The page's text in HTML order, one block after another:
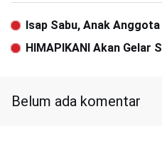
Isap Sabu, Anak
HIMAPIKANI Akan Gelar
Belum ada komentar